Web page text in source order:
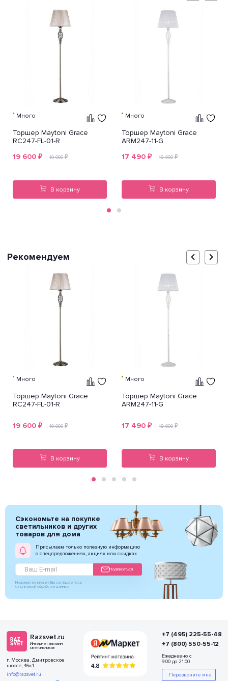
Много
Торшер Maytoni Grace
RC247-FL-01-R
19 600 ₽ 19 990₽
В корзину
Много
Торшер Maytoni Grace
ARM247-11-G
17 490 ₽ 18 990₽
В корзину
Рекомендуем
Много
Торшер Maytoni Grace
RC247-FL-01-R
19 600 ₽ 19 990₽
В корзину
Много
Торшер Maytoni Grace
ARM247-11-G
17 490 ₽ 18 990₽
В корзину
Сэкономьте на покупке
светильников и других
товаров для дома
Присылаем только полезную информацию
о спецпредложениях, акциях или скидках
Подписаться
Нажимая на кнопку Вы соглашаетесь
с политикой обработки данных
Razsvet.ru
Интернет-магазин
светильников
г. Москва, Дмитровское
шоссе, 46к1
info@razsvet.ru
+7 (495) 225-55-48
+7 (800) 550-55-12
Ежедневно с
9:00 до 21:00
Перезвоните мне